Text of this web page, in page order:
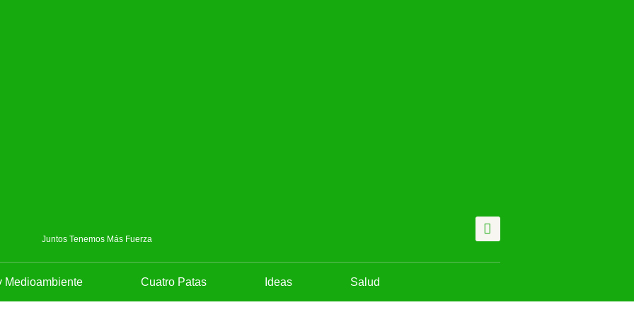
Juntos Tenemos Más Fuerza
Medioambiente Cuatro Patas Ideas Salud